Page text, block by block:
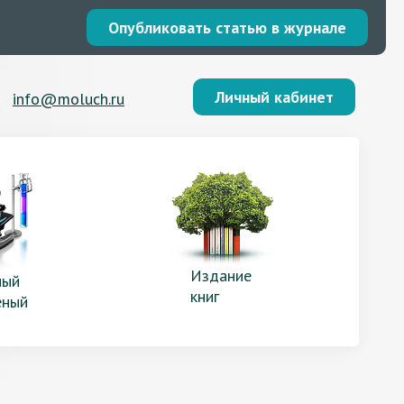
Опубликовать статью в журнале
info@moluch.ru Личный кабинет
Издание
книг